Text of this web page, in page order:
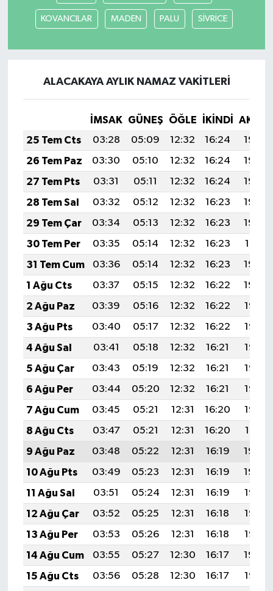
KOVANCILAR MADEN PALU SİVRİCE
ALACAKAYA AYLIK NAMAZ VAKITLERI
İMSAK GÜNEŞ ÖĞLE İKINDI
25 Tem Cts
03:28 05:09 12:32 16:24
19:45
26 Tem Paz
03:30 05:10 12:32 16:24
19:44
27 Tem Pts
03:31 05:11 12:32 16:24
19:43
28 Tem Sal
03:32 05:12 12:32 16:23
19:42
29 Tem Çar
03:34 05:13 12:32 16:23
19:42
30 Tem Per
03:35 05:14 12:32 16:23
19:41
31 Tem Cum
03:36 05:14 12:32 16:23
19:40
1 Ağu Cts
03:37 05:15 12:32 16:22
19:39
2 Ağu Paz
03:39 05:16 12:32 16:22
19:38
3 Ağu Pts
03:40 05:17 12:32 16:22
19:37
4 Ağu Sal
03:41 05:18 12:32 16:21
19:36
5 Ağu Çar
03:43 05:19 12:32 16:21
19:35
6 Ağu Per
03:44 05:20 12:32 16:21
19:33
7 Ağu Cum
03:45 05:21 12:31 16:20
19:32
8 Ağu Cts
03:47 05:21 12:31 16:20
19:31
9 Ağu Paz
03:48 05:22 12:31 16:19
19:30
10 Ağu Pts
03:49 05:23 12:31 16:19
19:29
11 Ağu Sal
03:51 05:24 12:31 16:19
19:28
12 Ağu Çar
03:52 05:25 12:31 16:18
19:26
13 Ağu Per
03:53 05:26 12:31 16:18
19:25
14 Ağu Cum
03:55 05:27 12:30 16:17
19:24
15 Ağu Cts
03:56 05:28 12:30 16:17
19:23
BİLİMNET
SİVİL TOPLUM
SEÇİM 2014
KİM KİMDİR
ÇEK GÖNDER
KİTAP
HEDEF2020
OTOMOBİL
MİZAH
TARİH
Genel
Politika
YEREL
BİLİM TEKNOLOJİ
ASAYİŞ
SEÇİM 2015
ÇEVRE